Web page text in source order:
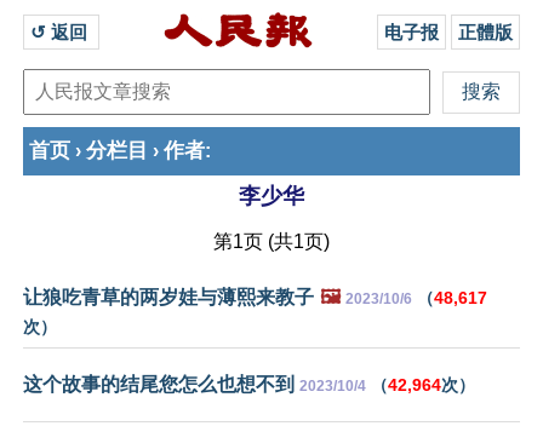
↺ 返回 电子报 正體版
首页 › 分栏目 › 作者:
李少华
第1页 (共1页)
让狼吃青草的两岁娃与薄熙来教子 🖼️ 2023/10/6 （48,617
次）
这个故事的结尾您怎么也想不到 2023/10/4 （42,964次）